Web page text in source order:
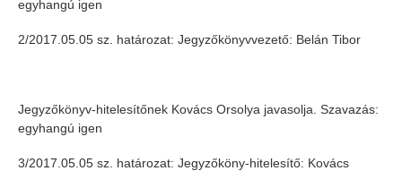
egyhangú igen
2/2017.05.05 sz. határozat: Jegyzőkönyvvezető: Belán Tibor
Jegyzőkönyv-hitelesítőnek Kovács Orsolya javasolja. Szavazás:
egyhangú igen
3/2017.05.05 sz. határozat: Jegyzőköny-hitelesítő: Kovács